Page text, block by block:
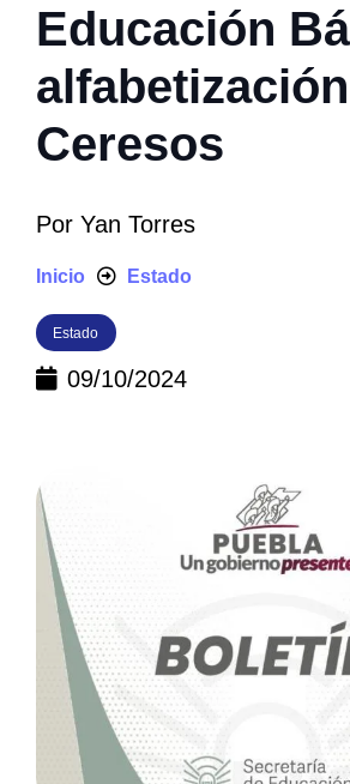
Educación
Ceresos
Por Yan Torres
Inicio Estado
Estado
09/10/2024